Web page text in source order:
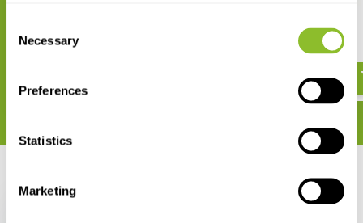
Selection
Necessary
Preferences
Statistics
Marketing
Der Wolf
€ 49,92